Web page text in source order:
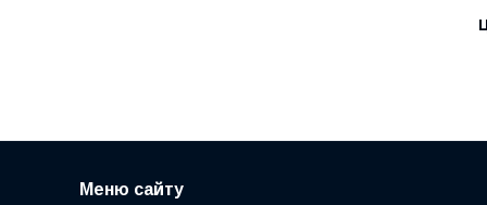
Меню сайту